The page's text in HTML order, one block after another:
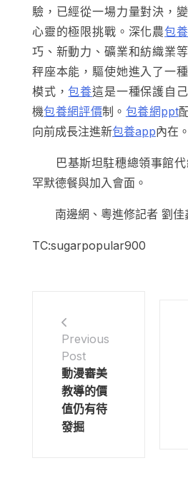
驗，已經從一場力量對決，
心靈的極限挑戰。深化農包
巧、新動力、礦業和紡織業
秤座本能，驅使她進入了一
模式，包養這是一種保護自
機包養網評價制。 包養網ppt
向前成長注進新包養app內在。
巴基斯坦駐穗總領事館代
罕默德餐與加入會面。
南邊網、粵進修記者 劉佳
TC:sugarpopular900
Previous
Post
動漫審美
教導的價
值仍有待
發掘